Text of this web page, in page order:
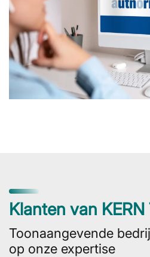
Klanten van
Toonaangevende
op onze expertise